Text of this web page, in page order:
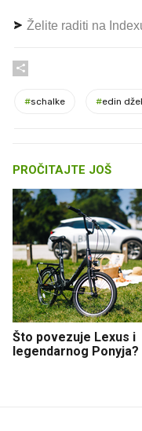
Želite raditi na
#schalke #edin
PROČITAJTE JOŠ
Što povezuje Lexus i
legendarnog Ponyja?